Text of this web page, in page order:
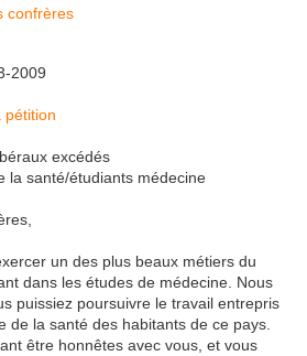
confrères
2009
pétition
excédés
la santé/étudiants médecine
un des plus beaux métiers du
dans les études de médecine. Nous
puissiez poursuivre le travail entrepris
de la santé des habitants de ce pays.
être honnêtes avec vous, et vous